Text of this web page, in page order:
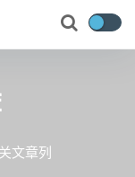
文章列